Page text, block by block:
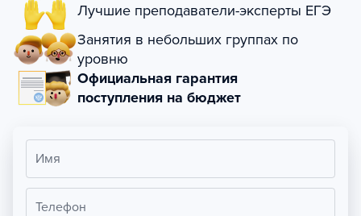
Лучшие преподаватели-эксперты ЕГЭ
Занятия в небольших группах по
уровню
Официальная гарантия
поступления на бюджет
Имя
Телефон